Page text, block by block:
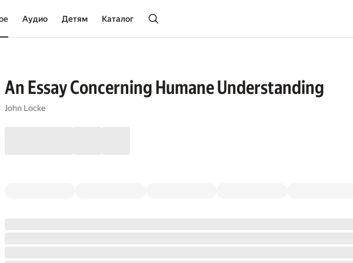
Аудио Детям Каталог
An Essay Concerning Humane Understanding
John Locke